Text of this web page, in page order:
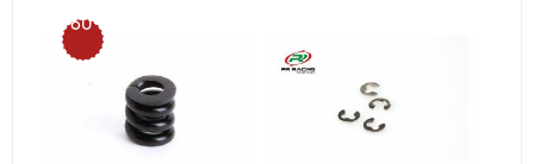
60
%